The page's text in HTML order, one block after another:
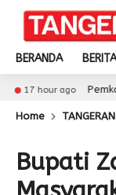
BERANDA BERITA
Pemkot Tangsel
Home
Bupati